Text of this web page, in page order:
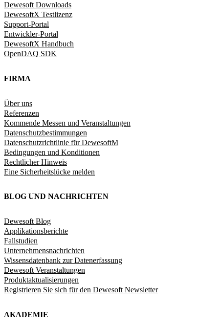
Dewesoft Downloads
DewesoftX Testlizenz
Support-Portal
Entwickler-Portal
DewesoftX Handbuch
OpenDAQ SDK
FIRMA
Über uns
Referenzen
Kommende Messen und Veranstaltungen
Datenschutzbestimmungen
Datenschutzrichtlinie für DewesoftM
Bedingungen und Konditionen
Rechtlicher Hinweis
Eine Sicherheitslücke melden
BLOG UND NACHRICHTEN
Dewesoft Blog
Applikationsberichte
Fallstudien
Unternehmensnachrichten
Wissensdatenbank zur Datenerfassung
Dewesoft Veranstaltungen
Produktaktualisierungen
Registrieren Sie sich für den Dewesoft Newsletter
AKADEMIE